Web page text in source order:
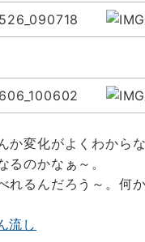
か変化がよくわからな
るのかなぁ～。
れるんだろう～。何
流し